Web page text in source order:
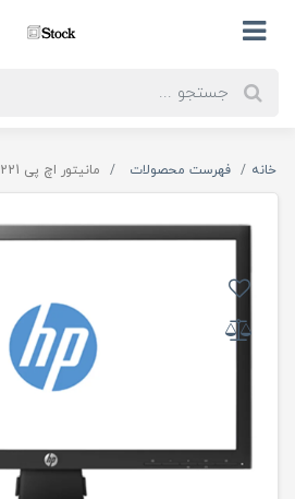
خانه فهرست محصولات مانیتور اچ پی HP ProDisplay P221